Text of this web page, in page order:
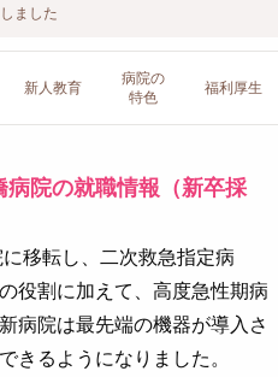
ました
新人教育
病院の
特色
福利厚生
院の就職情報（新卒採
移転し、二次救急指定病
役割に加えて、高度急性期病
病院は最先端の機器が導入さ
きるようになりました。